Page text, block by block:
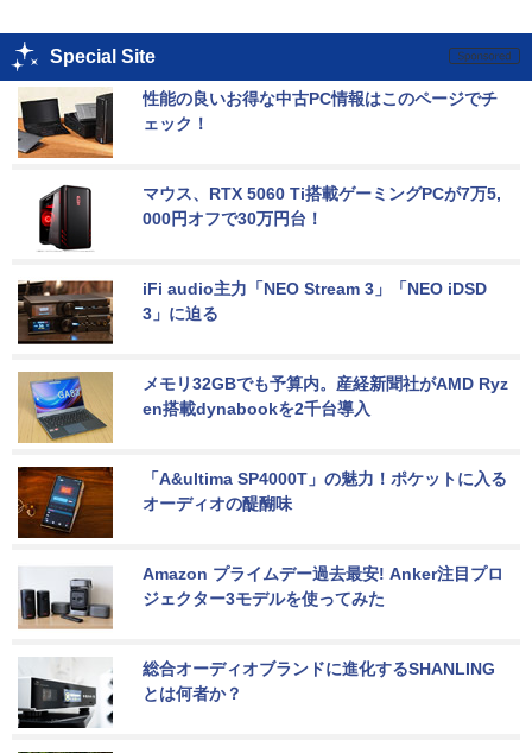
Special Site
性能の良いお得な中古PC情報はこのページでチ
ェック！
マウス、RTX 5060 Ti搭載ゲーミングPCが7万5,
000円オフで30万円台！
iFi audio主力「NEO Stream 3」「NEO iDSD
3」に迫る
メモリ32GBでも予算内。産経新聞社がAMD Ryz
en搭載dynabookを2千台導入
「A&ultima SP4000T」の魅力！ポケットに入る
オーディオの醍醐味
Amazon プライムデー過去最安! Anker注目プロ
ジェクター3モデルを使ってみた
総合オーディオブランドに進化するSHANLING
とは何者か？